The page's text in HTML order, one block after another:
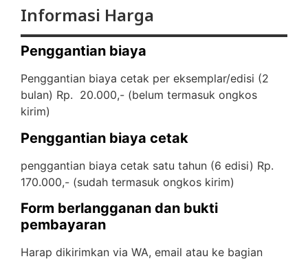
Informasi Harga
Penggantian biaya
Penggantian biaya cetak per eksemplar/edisi (2
bulan) Rp. 20.000,- (belum termasuk ongkos
kirim)
Penggantian biaya cetak
penggantian biaya cetak satu tahun (6 edisi) Rp.
170.000,- (sudah termasuk ongkos kirim)
Form berlangganan dan bukti
pembayaran
Harap dikirimkan via WA, email atau ke bagian